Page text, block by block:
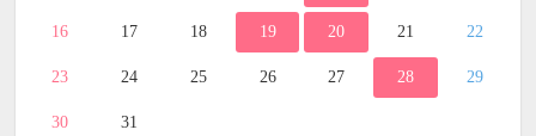
16 17 18 19 20 21 22
23 24 25 26 27 28 29
30 31